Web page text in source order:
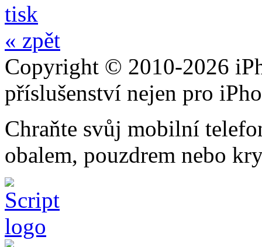
tisk
« zpět
Copyright © 2010-2026
příslušenství nejen pro
Chraňte svůj mobilní
obalem, pouzdrem nebo